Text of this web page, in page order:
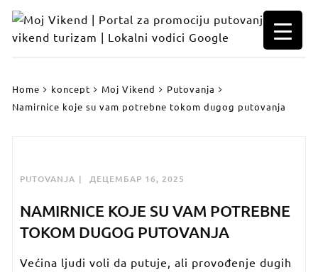
Skip
content
Home koncept Moj Vikend
Putovanja
Namirnice koje su vam potrebne tokom dugog putovanja
PUTOVANJA ДЕЦЕМБАР 16, 2025
NAMIRNICE KOJE SU VAM POTREBNE
TOKOM DUGOG PUTOVANJA
Većina ljudi voli da putuje, ali provođenje dugih